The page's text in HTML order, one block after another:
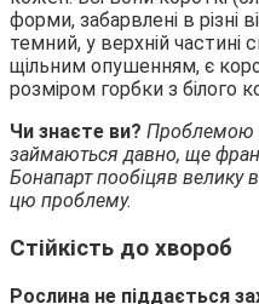
форми, забарвлені в різні
темний, у верхній частині
щільним опушенням, є
розміром горбки з білого
Чи знаєте ви? Проблемою
займаються давно, ще
Бонапарт пообіцяв велику
цю проблему.
Стійкість до хвороб
Рослина не піддається